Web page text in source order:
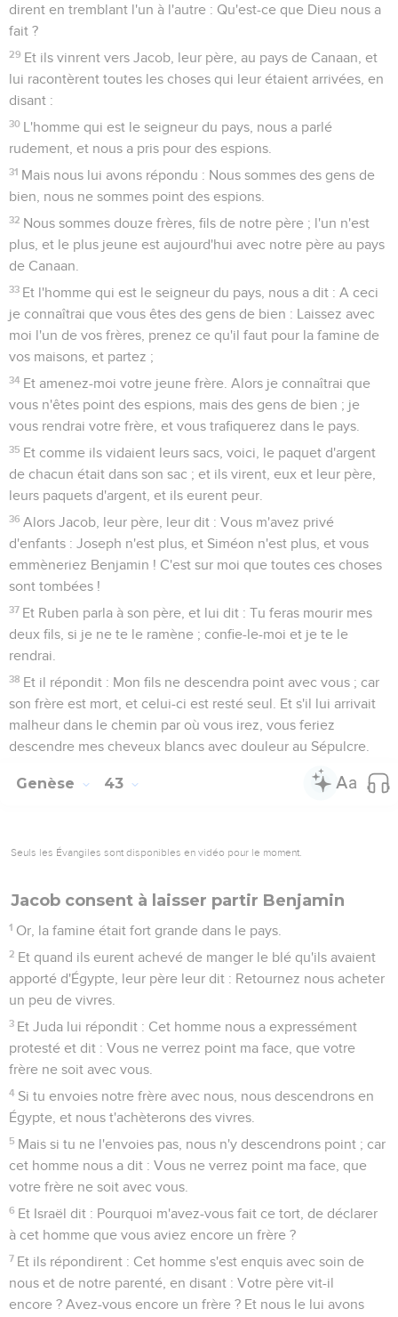
dirent en tremblant l'un à l'autre : Qu'est-ce que Dieu nous a
fait ?
29 Et ils vinrent vers Jacob, leur père, au pays de Canaan, et
lui racontèrent toutes les choses qui leur étaient arrivées, en
disant :
30 L'homme qui est le seigneur du pays, nous a parlé
rudement, et nous a pris pour des espions.
31 Mais nous lui avons répondu : Nous sommes des gens de
bien, nous ne sommes point des espions.
32 Nous sommes douze frères, fils de notre père ; l'un n'est
plus, et le plus jeune est aujourd'hui avec notre père au pays
de Canaan.
33 Et l'homme qui est le seigneur du pays, nous a dit : A ceci
je connaîtrai que vous êtes des gens de bien : Laissez avec
moi l'un de vos frères, prenez ce qu'il faut pour la famine de
vos maisons, et partez ;
34 Et amenez-moi votre jeune frère. Alors je connaîtrai que
vous n'êtes point des espions, mais des gens de bien ; je
vous rendrai votre frère, et vous trafiquerez dans le pays.
35 Et comme ils vidaient leurs sacs, voici, le paquet d'argent
de chacun était dans son sac ; et ils virent, eux et leur père,
leurs paquets d'argent, et ils eurent peur.
36 Alors Jacob, leur père, leur dit : Vous m'avez privé
d'enfants : Joseph n'est plus, et Siméon n'est plus, et vous
emmèneriez Benjamin ! C'est sur moi que toutes ces choses
sont tombées !
37 Et Ruben parla à son père, et lui dit : Tu feras mourir mes
deux fils, si je ne te le ramène ; confie-le-moi et je te le
rendrai.
38 Et il répondit : Mon fils ne descendra point avec vous ; car
son frère est mort, et celui-ci est resté seul. Et s'il lui arrivait
malheur dans le chemin par où vous irez, vous feriez
descendre mes cheveux blancs avec douleur au Sépulcre.
Genèse 43
Seuls les Évangiles sont disponibles en vidéo pour le moment.
Jacob consent à laisser partir Benjamin
1 Or, la famine était fort grande dans le pays.
2 Et quand ils eurent achevé de manger le blé qu'ils avaient
apporté d'Égypte, leur père leur dit : Retournez nous acheter
un peu de vivres.
3 Et Juda lui répondit : Cet homme nous a expressément
protesté et dit : Vous ne verrez point ma face, que votre
frère ne soit avec vous.
4 Si tu envoies notre frère avec nous, nous descendrons en
Égypte, et nous t'achèterons des vivres.
5 Mais si tu ne l'envoies pas, nous n'y descendrons point ; car
cet homme nous a dit : Vous ne verrez point ma face, que
votre frère ne soit avec vous.
6 Et Israël dit : Pourquoi m'avez-vous fait ce tort, de déclarer
à cet homme que vous aviez encore un frère ?
7 Et ils répondirent : Cet homme s'est enquis avec soin de
nous et de notre parenté, en disant : Votre père vit-il
encore ? Avez-vous encore un frère ? Et nous le lui avons